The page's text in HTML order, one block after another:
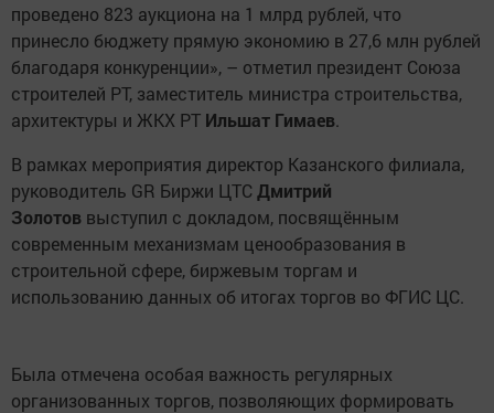
проведено 823 аукциона на 1 млрд рублей, что
принесло бюджету прямую экономию в 27,6 млн рублей
благодаря конкуренции», – отметил президент Союза
строителей РТ, заместитель министра строительства,
архитектуры и ЖКХ РТ Ильшат Гимаев.
В рамках мероприятия директор Казанского филиала,
руководитель GR Биржи ЦТС Дмитрий
Золотов выступил с докладом, посвящённым
современным механизмам ценообразования в
строительной сфере, биржевым торгам и
использованию данных об итогах торгов во ФГИС ЦС.
Была отмечена особая важность регулярных
организованных торгов, позволяющих формировать